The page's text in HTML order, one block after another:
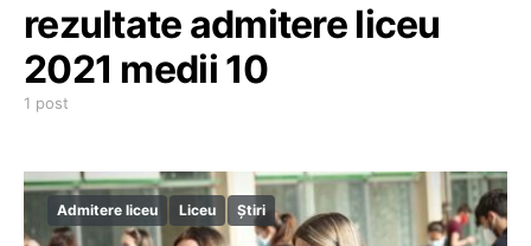
rezultate admitere liceu
2021 medii 10
1 post
Admitere liceu Liceu Știri